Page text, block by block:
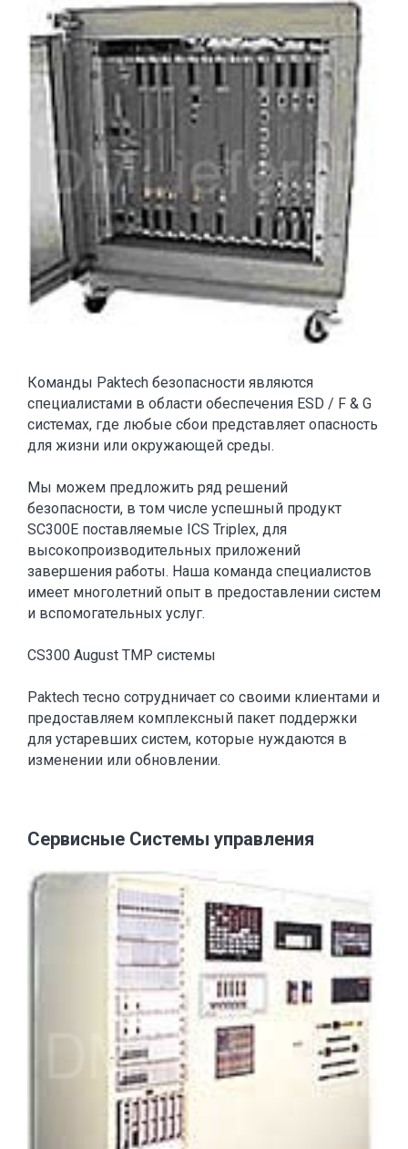
Команды Paktech безопасности являются
специалистами в области обеспечения ESD / F & G
системах, где любые сбои представляет опасность
для жизни или окружающей среды.
Мы можем предложить ряд решений
безопасности, в том числе успешный продукт
SC300E поставляемые ICS Triplex, для
высокопроизводительных приложений
завершения работы. Наша команда специалистов
имеет многолетний опыт в предоставлении систем
и вспомогательных услуг.
CS300 August TMP системы
Paktech тесно сотрудничает со своими клиентами и
предоставляем комплексный пакет поддержки
для устаревших систем, которые нуждаются в
изменении или обновлении.
Сервисные Системы управления